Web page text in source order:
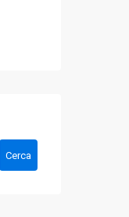
Cerca